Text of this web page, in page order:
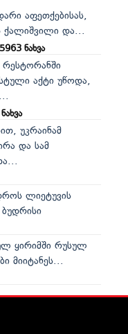
აფეთქებისას,
ქალიშვილი და...
5963 ნახვა
რესტორანში
აქტი უწოდა,
უკრაინამ
და სამ
ლიეტუვის
ყირიმში რუსულ
მიიტანეს...